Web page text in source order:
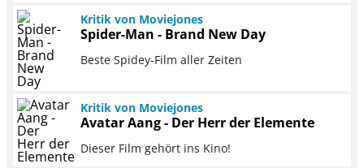
Kritik von Moviejones
Spider-Man - Brand New Day
Beste Spidey-Film aller Zeiten
Kritik von Moviejones
Avatar Aang - Der Herr der Elemente
Dieser Film gehört ins Kino!